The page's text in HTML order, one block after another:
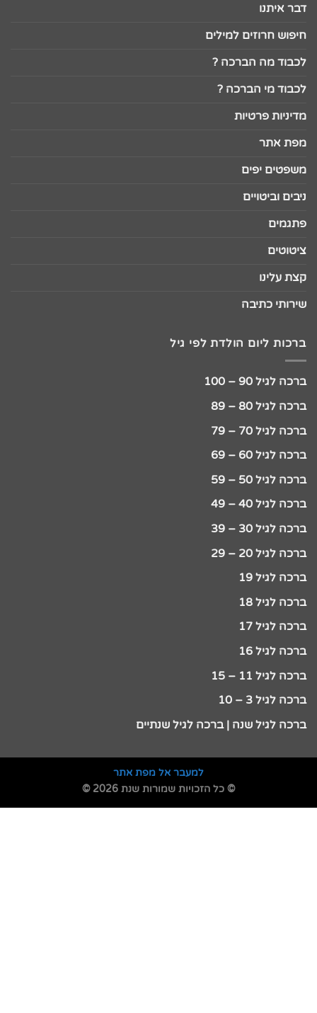
דבר איתנו
חיפוש חרוזים למילים
לכבוד מה הברכה ?
לכבוד מי הברכה ?
מדיניות פרטיות
מפת אתר
משפטים יפים
ניבים וביטויים
פתגמים
ציטוטים
קצת עלינו
שירותי כתיבה
ברכות ליום הולדת לפי גיל
ברכה לגיל 90 – 100
ברכה לגיל 80 – 89
ברכה לגיל 70 – 79
ברכה לגיל 60 – 69
ברכה לגיל 50 – 59
ברכה לגיל 40 – 49
ברכה לגיל 30 – 39
ברכה לגיל 20 – 29
ברכה לגיל 19
ברכה לגיל 18
ברכה לגיל 17
ברכה לגיל 16
ברכה לגיל 11 – 15
ברכה לגיל 3 – 10
ברכה לגיל שנה | ברכה לגיל שנתיים
למעבר אל מפת אתר
© כל הזכויות שמורות שנת 2026 ©